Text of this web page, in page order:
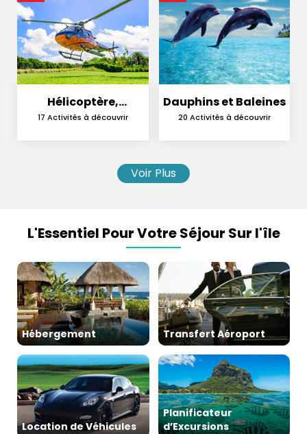
Hélicoptère,
Hydravion et
17 Activités à découvrir
Dauphins et Baleines
20 Activités à découvrir
Voir Plus
L'Essentiel Pour Votre Séjour Sur l'île
Hébergement Transfert Aéroport
Location de Véhicules
Planificateur
d’Excursions